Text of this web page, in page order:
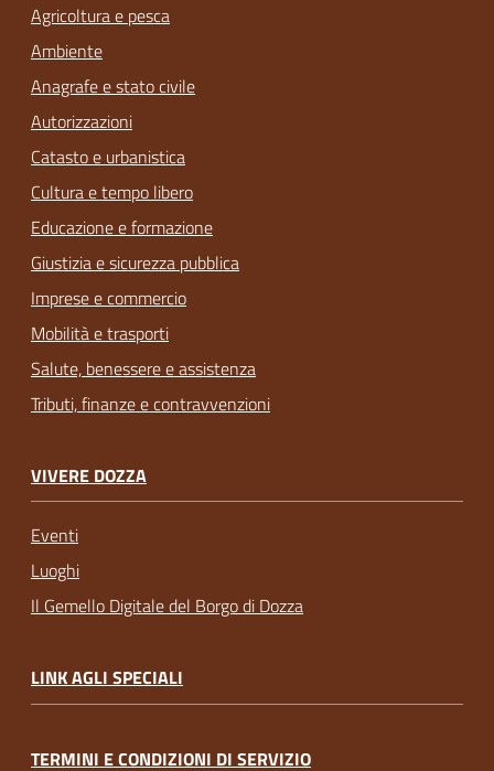
Agricoltura e pesca
Ambiente
Anagrafe e stato civile
Autorizzazioni
Catasto e urbanistica
Cultura e tempo libero
Educazione e formazione
Giustizia e sicurezza pubblica
Imprese e commercio
Mobilità e trasporti
Salute, benessere e assistenza
Tributi, finanze e contravvenzioni
VIVERE DOZZA
Eventi
Luoghi
Il Gemello Digitale del Borgo di Dozza
LINK AGLI SPECIALI
TERMINI E CONDIZIONI DI SERVIZIO